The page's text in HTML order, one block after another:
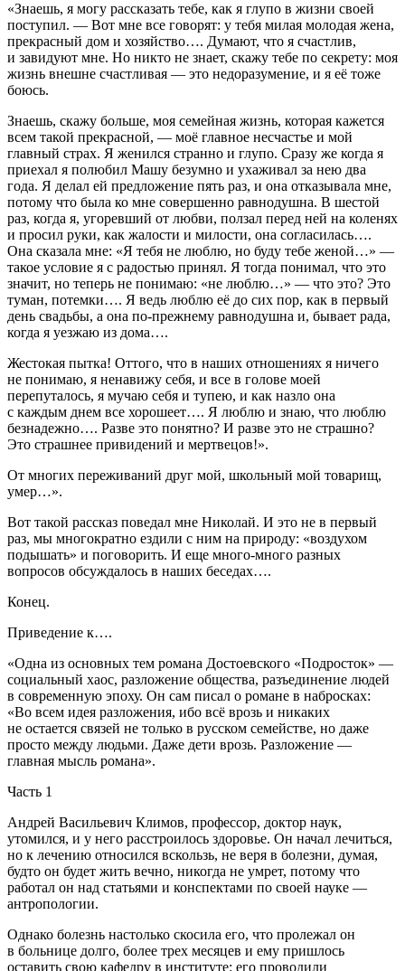
«Знаешь, я могу рассказать тебе, как я глупо в жизни своей
поступил. — Вот мне все говорят: у тебя милая молодая жена,
прекрасный дом и хозяйство…. Думают, что я счастлив,
и завидуют мне. Но никто не знает, скажу тебе по секрету: моя
жизнь внешне счастливая — это недоразумение, и я её тоже
боюсь.
Знаешь, скажу больше, моя семейная жизнь, которая кажется
всем такой прекрасной, — моё главное несчастье и мой
главный страх. Я женился странно и глупо. Сразу же когда я
приехал я полюбил Машу безумно и ухаживал за нею два
года. Я делал ей предложение пять раз, и она отказывала мне,
потому что была ко мне совершенно равнодушна. В шестой
раз, когда я, угоревший от любви, ползал перед ней на коленях
и просил руки, как жалости и милости, она согласилась….
Она сказала мне: «Я тебя не люблю, но буду тебе женой…» —
такое условие я с радостью принял. Я тогда понимал, что это
значит, но теперь не понимаю: «не люблю…» — что это? Это
туман, потемки…. Я ведь люблю её до сих пор, как в первый
день свадьбы, а она по-прежнему равнодушна и, бывает рада,
когда я уезжаю из дома….
Жестокая пытка! Оттого, что в наших отношениях я ничего
не понимаю, я ненавижу себя, и все в голове моей
перепуталось, я мучаю себя и тупею, и как назло она
с каждым днем все хорошеет…. Я люблю и знаю, что люблю
безнадежно…. Разве это понятно? И разве это не страшно?
Это страшнее привидений и мертвецов!».
От многих переживаний друг мой, школьный мой товарищ,
умер…».
Вот такой рассказ поведал мне Николай. И это не в первый
раз, мы многократно ездили с ним на природу: «воздухом
подышать» и поговорить. И еще много-много разных
вопросов обсуждалось в наших беседах….
Конец.
Приведение к….
«Одна из основных тем романа Достоевского «Подросток» —
социальный хаос, разложение общества, разъединение людей
в современную эпоху. Он сам писал о романе в набросках:
«Во всем идея разложения, ибо всё врозь и никаких
не остается связей не только в русском семействе, но даже
просто между людьми. Даже дети врозь. Разложение —
главная мысль романа».
Часть 1
Андрей Васильевич Климов, профессор, доктор наук,
утомился, и у него расстроилось здоровье. Он начал лечиться,
но к лечению относился вскользь, не веря в болезни, думая,
будто он будет жить вечно, никогда не умрет, потому что
работал он над статьями и конспектами по своей науке —
антропологии.
Однако болезнь настолько скосила его, что пролежал он
в больнице долго, более трех месяцев и ему пришлось
оставить свою кафедру в институте: его проводили